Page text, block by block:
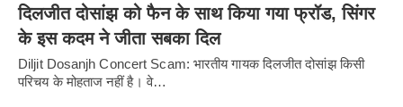
दिलजीत दोसांझ को फैन के साथ किया गया फ्रॉड, सिंगर
के इस कदम ने जीता सबका दिल
Diljit Dosanjh Concert Scam: भारतीय गायक दिलजीत दोसांझ किसी
परिचय के मोहताज नहीं है। वे…